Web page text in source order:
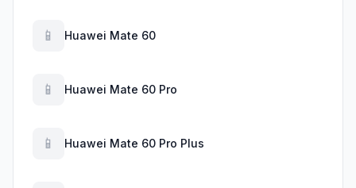
📱 Huawei Mate 60
📱 Huawei Mate 60 Pro
📱 Huawei Mate 60 Pro Plus